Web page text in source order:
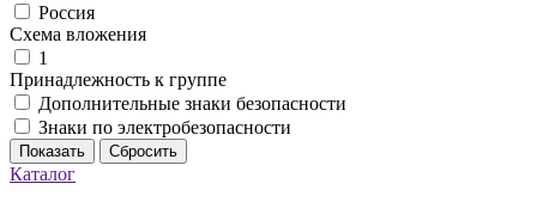
Россия
Схема вложения
1
Принадлежность к группе
Дополнительные знаки безопасности
Знаки по электробезопасности
Показать Сбросить
Каталог